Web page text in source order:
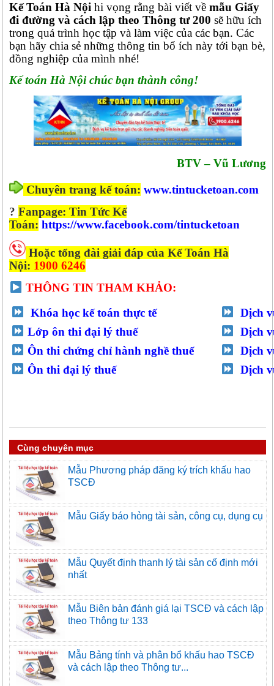
Kế Toán Hà Nội hi vọng rằng bài viết vềmẫu Giấy
đi đường và cách lập theo Thông tư 200sẽ hữu ích
trong quá trình học tập và làm việc của các bạn. Các
bạn hãy chia sẻ những thông tin bổ ích này tới bạn bè,
đồng nghiệp của mình nhé!
Kế toán Hà Nội chúc bạn thành công!
BTV – Vũ Lương
Chuyên trang kế toán: www.tintucketoan.com
?Fanpage: Tin Tức Kế
Toán: https://www.facebook.com/tintucketoan
Hoặc tổng đài giải đáp của Kế Toán Hà
Nội: 1900 6246
THÔNG TIN THAM KHẢO:
Khóa học kế toán thực tế
Dịch
Lớp ôn thi đại lý thuế
Dịch
Ôn thi chứng chỉ hành nghề thuế
Dịch
Ôn thi đại lý thuế
Dịch
Cùng chuyên mục
Mẫu Phương pháp đăng ký trích khấu hao
TSCĐ
Mẫu Giấy báo hỏng tài sản, công cụ, dụng cụ
Mẫu Quyết định thanh lý tài sản cố định mới
nhất
Mẫu Biên bản đánh giá lại TSCĐ và cách lập
theo Thông tư 133
Mẫu Bảng tính và phân bổ khấu hao TSCĐ
và cách lập theo Thông tư...